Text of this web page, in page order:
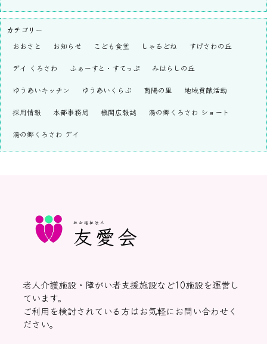
カテゴリー
おおさと
お知らせ こども食堂 しゃるどね すげさわの丘
デイ くろさわ ふぁーすと・すてっぷ みはらしの丘
ゆうあいキッチン ゆうあいくらぶ 南陽の里 地域貢献活動
採用情報 本部事務局 機関広報誌 湯の郷くろさわ ショート
湯の郷くろさわ デイ
社会福祉法人
友愛会
老人介護施設・障がい者支援施設など10施設を運営し
ています。
ご利用を検討されている方はお気軽にお問い合わせく
ださい。